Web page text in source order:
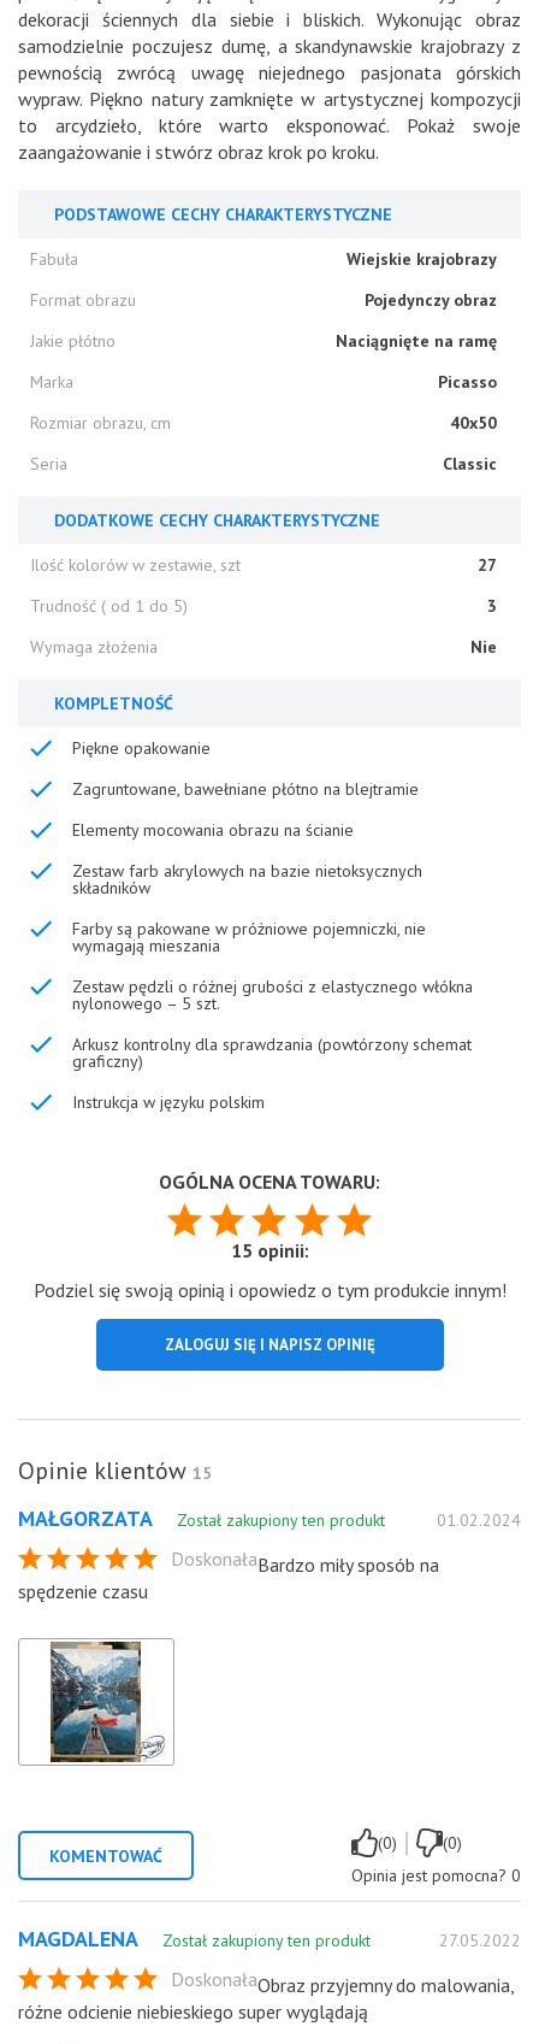
dekoracji ściennych dla siebie i bliskich. Wykonując obraz
samodzielnie poczujesz dumę, a skandynawskie krajobrazy z
pewnością zwrócą uwagę niejednego pasjonata górskich
wypraw. Piękno natury zamknięte w artystycznej kompozycji
to arcydzieło, które warto eksponować. Pokaż swoje
zaangażowanie i stwórz obraz krok po kroku.
PODSTAWOWE CECHY CHARAKTERYSTYCZNE
Fabuła
Wiejskie krajobrazy
Format obrazu
Pojedynczy obraz
Jakie płótno
Naciągnięte na ramę
Marka
Picasso
Rozmiar obrazu, cm
40x50
Seria
Classic
DODATKOWE CECHY CHARAKTERYSTYCZNE
Ilość kolorów w zestawie, szt
27
Trudność ( od 1 do 5)
3
Wymaga złożenia
Nie
KOMPLETNOŚĆ
Piękne opakowanie
Zagruntowane, bawełniane płótno na blejtramie
Elementy mocowania obrazu na ścianie
Zestaw farb akrylowych na bazie nietoksycznych
składników
Farby są pakowane w próżniowe pojemniczki, nie
wymagają mieszania
Zestaw pędzli o różnej grubości z elastycznego włókna
nylonowego – 5 szt.
Arkusz kontrolny dla sprawdzania (powtórzony schemat
graficzny)
Instrukcja w języku polskim
OGÓLNA OCENA TOWARU:
15 opinii:
Podziel się swoją opinią i opowiedz o tym produkcie innym!
ZALOGUJ SIĘ I NAPISZ OPINIĘ
Opinie klientów 15
MAŁGORZATA Został zakupiony ten produkt 01.02.2024
DoskonałaBardzo miły sposób na
spędzenie czasu
KOMENTOWAĆ
(0) |
(0)
Opinia jest pomocna? 0
MAGDALENA Został zakupiony ten produkt 27.05.2022
DoskonałaObraz przyjemny do malowania,
różne odcienie niebieskiego super wyglądają